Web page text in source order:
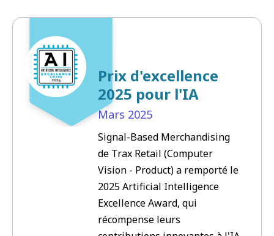
Prix d'excellence
2025 pour l'IA
Mars 2025
Signal-Based Merchandising
de Trax Retail (Computer
Vision - Product) a remporté le
2025 Artificial Intelligence
Excellence Award, qui
récompense leurs